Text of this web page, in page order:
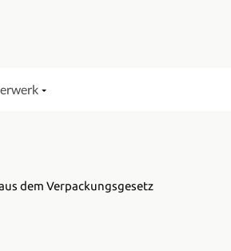
dem Verpackungsgesetz